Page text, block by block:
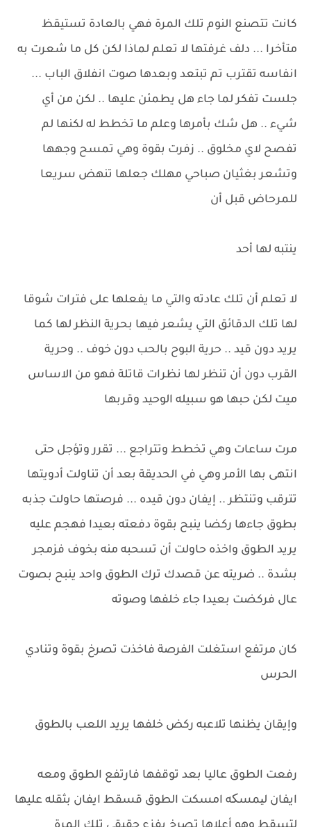
كانت تتصنع النوم تلك المرة فهي بالعادة تستيقظ
متأخرا ... دلف غرفتها لا تعلم لماذا لكن كل ما شعرت به
انفاسه تقترب تم تبتعد وبعدها صوت انفلاق الباب ...
جلست تفكر لما جاء هل يطمئن عليها .. لكن من أي
شيء .. هل شك بأمرها وعلم ما تخطط له لكنها لم
تفصح لاي مخلوق .. زفرت بقوة وهي تمسح وجهها
وتشعر بغثيان صباحي مهلك جعلها تنهض سريعا
للمرحاض قبل أن
ينتبه لها أحد
لا تعلم أن تلك عادته والتي ما يفعلها على فترات شوقا
لها تلك الدقائق التي يشعر فيها بحرية النظر لها كما
يريد دون قيد .. حرية البوح بالحب دون خوف .. وحرية
القرب دون أن تنظر لها نظرات قاتلة فهو من الاساس
ميت لكن حبها هو سبيله الوحيد وقربها
مرت ساعات وهي تخطط وتتراجع ... تقرر وتؤجل حتى
انتهى بها الأمر وهي في الحديقة بعد أن تناولت أدويتها
تترقب وتنتظر .. إيفان دون قيده ... فرصتها حاولت جذبه
بطوق جاءها ركضا ينبح بقوة دفعته بعيدا فهجم عليه
يريد الطوق واخذه حاولت أن تسحبه منه بخوف فزمجر
بشدة .. ضريته عن قصدك ترك الطوق واحد ينبح بصوت
عال فركضت بعيدا جاء خلفها وصوته
كان مرتفع استغلت الفرصة فاخذت تصرخ بقوة وتنادي
الحرس
وإيقان يظنها تلاعبه ركض خلفها يريد اللعب بالطوق
رفعت الطوق عاليا بعد توقفها فارتفع الطوق ومعه
ايفان لیمسکه امسكت الطوق قسقط ايفان بثقله عليها